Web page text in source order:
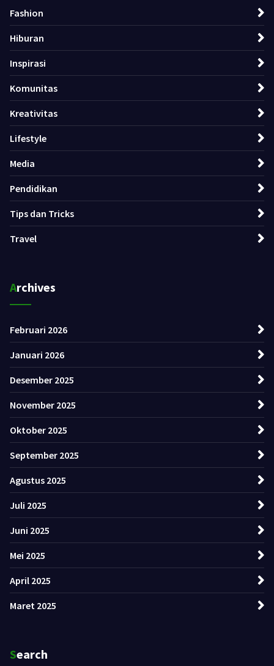
Fashion
Hiburan
Inspirasi
Komunitas
Kreativitas
Lifestyle
Media
Pendidikan
Tips dan Tricks
Travel
Archives
Februari 2026
Januari 2026
Desember 2025
November 2025
Oktober 2025
September 2025
Agustus 2025
Juli 2025
Juni 2025
Mei 2025
April 2025
Maret 2025
Search